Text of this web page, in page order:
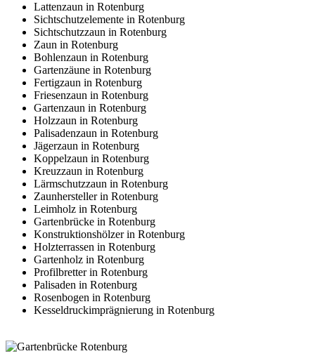
Lattenzaun in Rotenburg
Sichtschutzelemente in Rotenburg
Sichtschutzzaun in Rotenburg
Zaun in Rotenburg
Bohlenzaun in Rotenburg
Gartenzäune in Rotenburg
Fertigzaun in Rotenburg
Friesenzaun in Rotenburg
Gartenzaun in Rotenburg
Holzzaun in Rotenburg
Palisadenzaun in Rotenburg
Jägerzaun in Rotenburg
Koppelzaun in Rotenburg
Kreuzzaun in Rotenburg
Lärmschutzzaun in Rotenburg
Zaunhersteller in Rotenburg
Leimholz in Rotenburg
Gartenbrücke in Rotenburg
Konstruktionshölzer in Rotenburg
Holzterrassen in Rotenburg
Gartenholz in Rotenburg
Profilbretter in Rotenburg
Palisaden in Rotenburg
Rosenbogen in Rotenburg
Kesseldruckimprägnierung in Rotenburg